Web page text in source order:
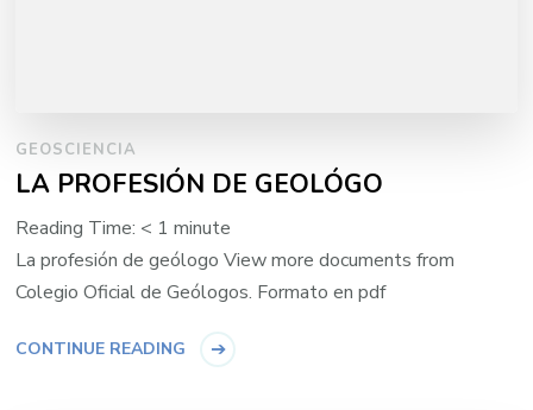
GEOSCIENCIA
LA PROFESIÓN DE GEOLÓGO
Reading Time: < 1 minute
La profesión de geólogo View more documents from
Colegio Oficial de Geólogos. Formato en pdf
CONTINUE READING